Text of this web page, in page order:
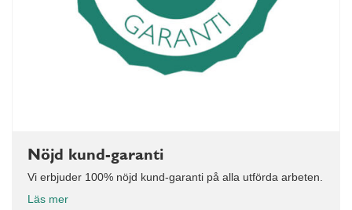
Nöjd kund-garanti
Vi erbjuder 100% nöjd kund-garanti på alla utförda arbeten.
Läs mer